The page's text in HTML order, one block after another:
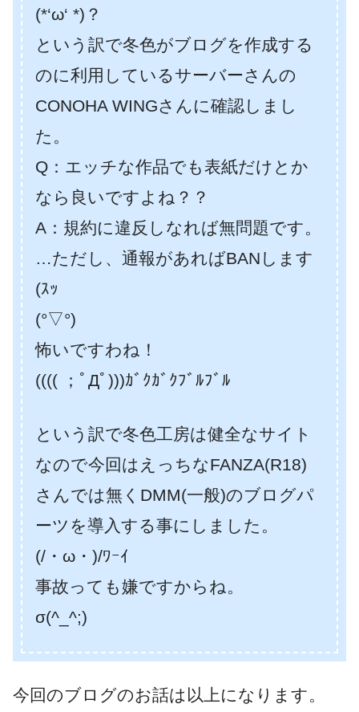
(*‘ω‘ *)？
という訳で冬色がブログを作成する
のに利用しているサーバーさんの
CONOHA WINGさんに確認しまし
た。
Q：エッチな作品でも表紙だけとか
なら良いですよね？？
A：規約に違反しなれば無問題です。
…ただし、通報があればBANします
(ｽｯ
(°▽°)
怖いですわね！
(((( ；ﾟДﾟ)))ｶﾞｸｶﾞｸﾌﾞﾙﾌﾞﾙ
という訳で冬色工房は健全なサイト
なので今回はえっちなFANZA(R18)
さんでは無くDMM(一般)のブログパ
ーツを導入する事にしました。
(/・ω・)/ﾜｰｲ
事故っても嫌ですからね。
σ(^_^;)
今回のブログのお話は以上になります。